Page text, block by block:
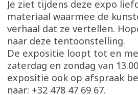
Je ziet tijdens deze expo
materiaal waarmee de
verhaal dat ze vertellen.
naar deze tentoonstelling.
De expositie loopt tot en
zaterdag en zondag van
expositie ook op afspraak
naar: +32 478 47 69 67.